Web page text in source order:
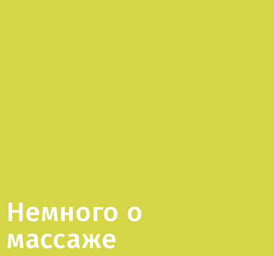
Немного о
массаже